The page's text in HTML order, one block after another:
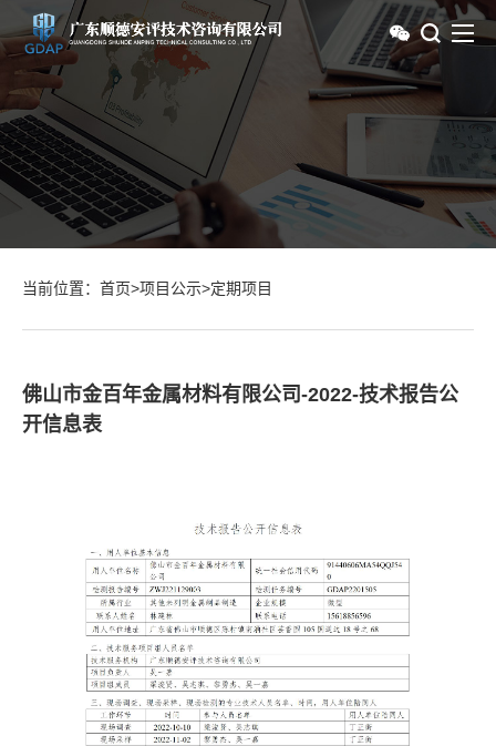
当前位置： 首页>项目公示>定期项目
佛山市金百年金属材料有限公司-2022-技术报告公
开信息表